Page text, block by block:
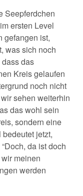
Seepferdchen
ersten Level
gefangen ist,
was sich noch
das
Kreis gelaufen
noch nicht
sehen weiterhin
das wohl sein
sondern eine
jetzt,
da ist doch
meinen
werden